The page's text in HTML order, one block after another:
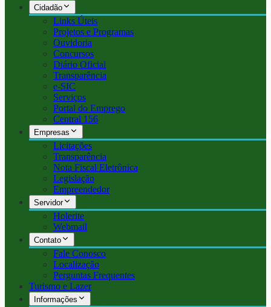
Cidadão
Links Úteis
Projetos e Programas
Ouvidoria
Concursos
Diário Oficial
Transparência
e-SIC
Serviços
Portal do Emprego
Central 156
Empresas
Licitações
Transparência
Nota Fiscal Eletrônica
Legislação
Empreendedor
Servidor
Holerite
Webmail
Contato
Fale Conosco
Localização
Perguntas Frequentes
Turismo e Lazer
Informações